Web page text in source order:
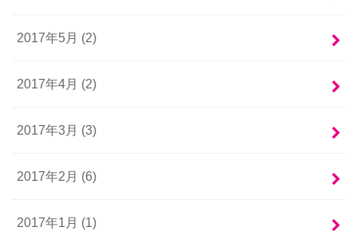
2017年5月 (2)
2017年4月 (2)
2017年3月 (3)
2017年2月 (6)
2017年1月 (1)